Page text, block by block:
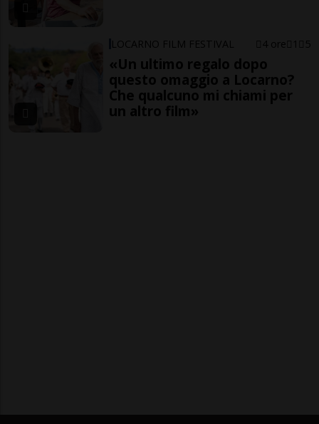
LOCARNO FILM FESTIVAL 4 ore 1 5
«Un ultimo regalo dopo
questo omaggio a Locarno?
Che qualcuno mi chiami per
un altro film»